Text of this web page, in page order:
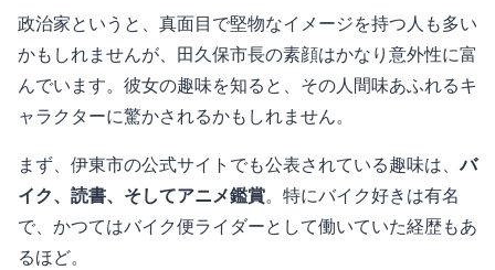
政治家というと、真面目で堅物なイメージを持つ人も多い
かもしれませんが、田久保市長の素顔はかなり意外性に富
んでいます。彼女の趣味を知ると、その人間味あふれるキ
ャラクターに驚かされるかもしれません。
まず、伊東市の公式サイトでも公表されている趣味は、バ
イク、読書、そしてアニメ鑑賞。特にバイク好きは有名
で、かつてはバイク便ライダーとして働いていた経歴もあ
るほど。